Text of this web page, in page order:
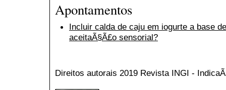
Apontamentos
Incluir calda de caju em iogurte a base
aceitaÃ§Ã£o sensorial?
Direitos autorais 2019 Revista INGI -